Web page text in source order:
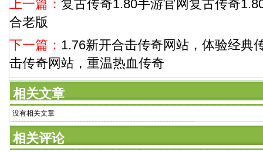
上一篇： 复古传奇1.80手游官网复古传奇
合老版
下一篇： 1.76新开合击传奇网站，体验经典
击传奇网站，重温热血传奇
相关文章
没有相关文章
相关评论